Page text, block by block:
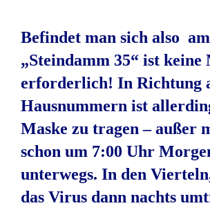
Befindet man sich also am
„Steindamm 35“ ist keine
erforderlich! In Richtung
Hausnummern ist
Maske zu tragen – außer
schon um 7:00 Uhr
unterwegs. In den
das Virus dann nachts